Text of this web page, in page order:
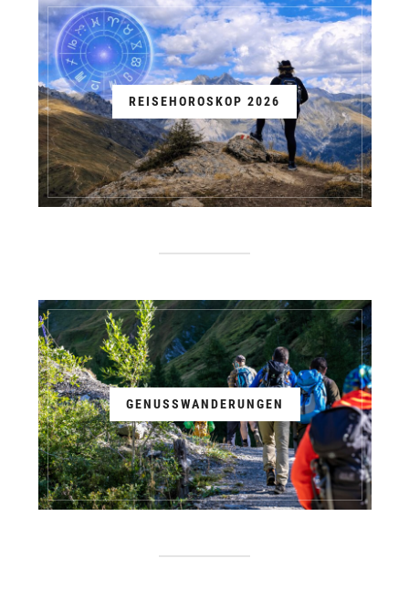
REISEHOROSKOP 2026
GENUSSWANDERUNGEN